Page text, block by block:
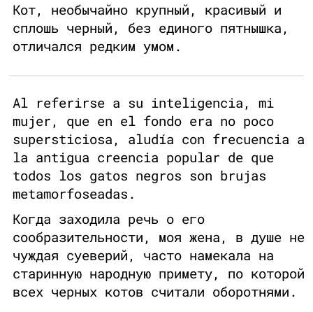
Кот, необычайно крупный, красивый и
сплошь черный, без единого пятнышка,
отличался редким умом.
Al referirse a su inteligencia, mi
mujer, que en el fondo era no poco
supersticiosa, aludía con frecuencia a
la antigua creencia popular de que
todos los gatos negros son brujas
metamorfoseadas.
Когда заходила речь о его
сообразительности, моя жена, в душе не
чуждая суеверий, часто намекала на
старинную народную примету, по которой
всех черных котов считали оборотнями.